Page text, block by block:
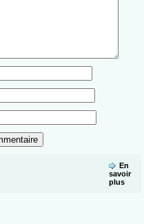
En
savoir
plus